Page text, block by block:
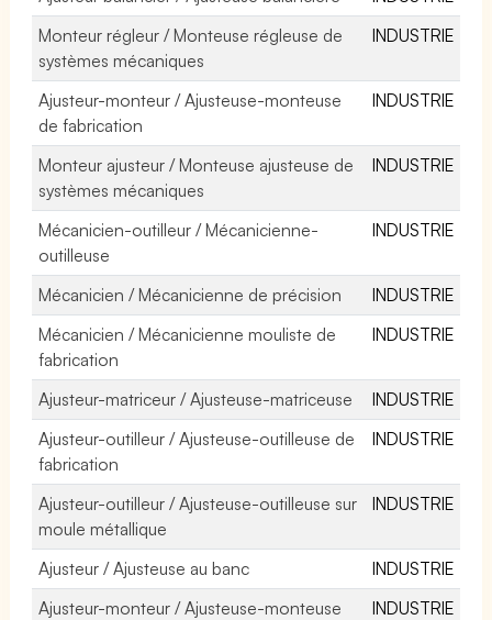
Monteur régleur / Monteuse régleuse de
systèmes mécaniques
INDUSTRIE
Ajusteur-monteur / Ajusteuse-monteuse
de fabrication
INDUSTRIE
Monteur ajusteur / Monteuse ajusteuse de
systèmes mécaniques
INDUSTRIE
Mécanicien-outilleur / Mécanicienne-
outilleuse
INDUSTRIE
Mécanicien / Mécanicienne de précision
INDUSTRIE
Mécanicien / Mécanicienne mouliste de
fabrication
INDUSTRIE
Ajusteur-matriceur / Ajusteuse-matriceuse
INDUSTRIE
Ajusteur-outilleur / Ajusteuse-outilleuse de
fabrication
INDUSTRIE
Ajusteur-outilleur / Ajusteuse-outilleuse sur
moule métallique
INDUSTRIE
Ajusteur / Ajusteuse au banc
INDUSTRIE
Ajusteur-monteur / Ajusteuse-monteuse
INDUSTRIE